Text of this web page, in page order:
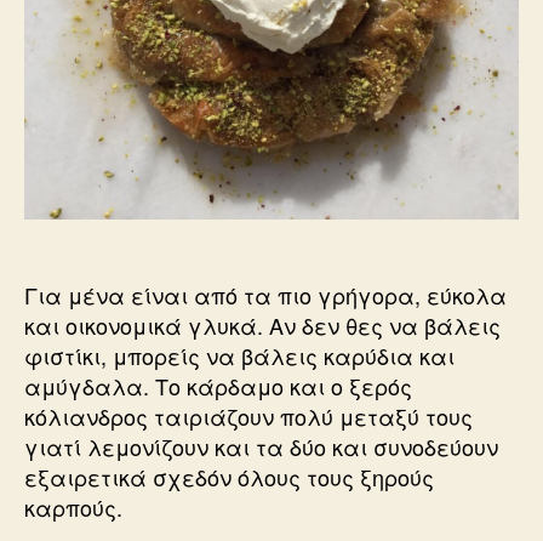
Για μένα είναι από τα πιο γρήγορα, εύκολα
και οικονομικά γλυκά. Αν δεν θες να βάλεις
φιστίκι, μπορείς να βάλεις καρύδια και
αμύγδαλα. Το κάρδαμο και ο ξερός
κόλιανδρος ταιριάζουν πολύ μεταξύ τους
γιατί λεμονίζουν και τα δύο και συνοδεύουν
εξαιρετικά σχεδόν όλους τους ξηρούς
καρπούς.